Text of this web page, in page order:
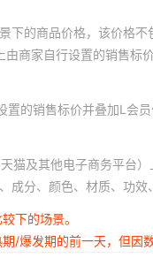
下的商品价格，该价格
商家自行设置的销售标
的销售标价并叠加L会员
猫及其他电子商务平台）
成分、颜色、材质、功
下的场景。
/爆发期的前一天，但因